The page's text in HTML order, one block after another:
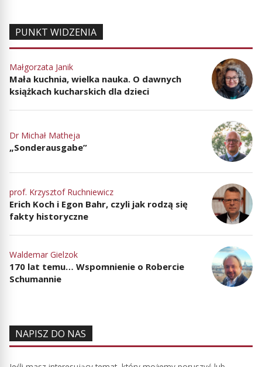
PUNKT WIDZENIA
Małgorzata Janik
Mała kuchnia, wielka nauka. O dawnych
książkach kucharskich dla dzieci
Dr Michał Matheja
„Sonderausgabe”
prof. Krzysztof Ruchniewicz
Erich Koch i Egon Bahr, czyli jak rodzą się
fakty historyczne
Waldemar Gielzok
170 lat temu… Wspomnienie o Robercie
Schumannie
NAPISZ DO NAS